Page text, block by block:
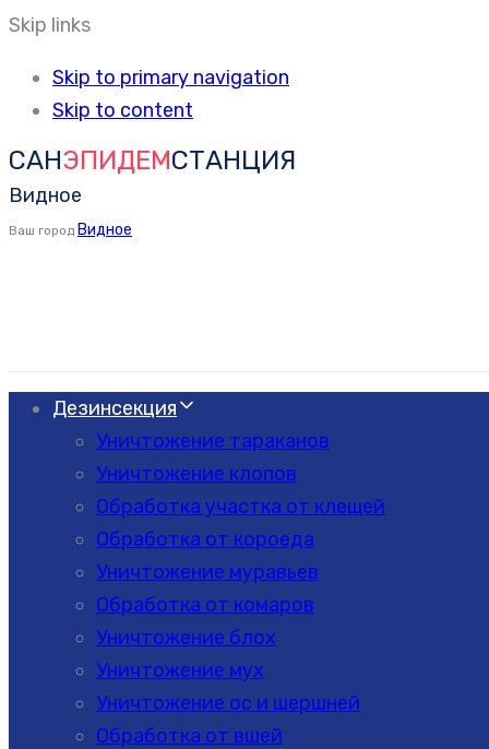
Skip links
Skip to primary navigation
Skip to content
САНЭПИДЕМСТАНЦИЯ
Видное
Ваш город Видное
Дезинсекция
Уничтожение тараканов
Уничтожение клопов
Обработка участка от клещей
Обработка от короеда
Уничтожение муравьев
Обработка от комаров
Уничтожение блох
Уничтожение мух
Уничтожение ос и шершней
Обработка от вшей